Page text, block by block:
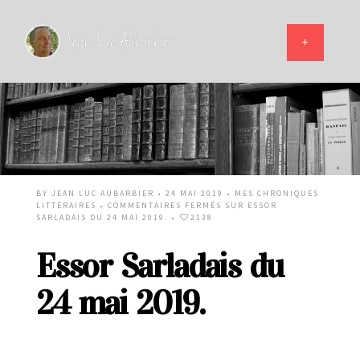
BY JEAN LUC AUBARBIER • 24 MAI 2019 • MES CHRONIQUES
LITTÉRAIRES • COMMENTAIRES FERMÉS SUR ESSOR
SARLADAIS DU 24 MAI 2019. • 2138
Essor Sarladais du
24 mai 2019.